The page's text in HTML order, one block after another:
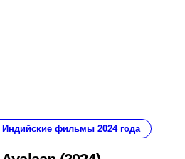
Индийские фильмы 2024 года